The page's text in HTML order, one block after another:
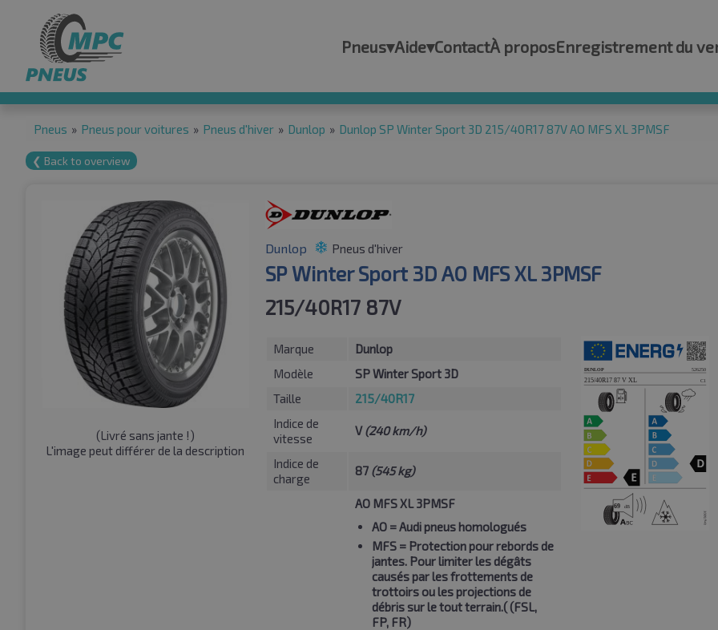
Pneus▾Aide▾ContactÀ proposEnregistrement du
Pneus » Pneus pour voitures » Pneus d'hiver » Dunlop » Dunlop SP Winter Sport 3D 215/40R17 87V AO MFS XL 3PMSF
❮ Back to overview
(Livré sans jante !)
L'image peut différer de la description
Dunlop Pneus d'hiver
SP Winter Sport 3D AO MFS XL 3PMSF
215/40R17 87V
Marque
Dunlop
Modèle
SP Winter Sport 3D
Taille
215/40R17
Indice de
vitesse
V(240 km/h)
Indice de
charge
87 (545 kg)
AO MFS XL 3PMSF
AO= Audi pneus homologués
MFS= Protection pour rebords de
jantes. Pour limiter les dégâts
causés par les frottements de
trottoirs ou les projections de
débris sur le tout terrain.( (FSL,
FP, FR)